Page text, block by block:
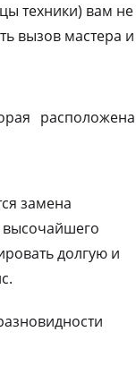
техники) вам не
вызов мастера и
расположена
замена
долгую и